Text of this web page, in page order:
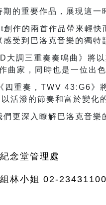
的重要作品，展現這一
創作的兩首作品帶來輕快
受到巴洛克音樂的獨特
D 大調三重奏奏鳴曲》將
曲家，同時也是一位出
四重奏， TWV 43:G6》
活潑的節奏和富於變化
更深入瞭解巴洛克音樂
念堂管理處
林小姐 02-